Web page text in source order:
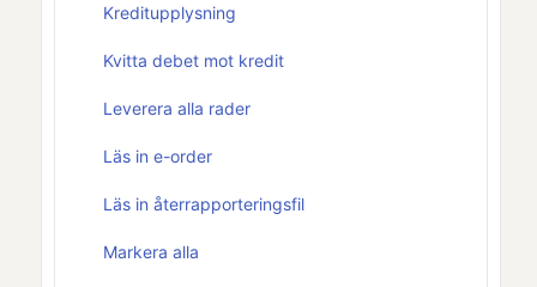
Kreditupplysning
Kvitta debet mot kredit
Leverera alla rader
Läs in e-order
Läs in återrapporteringsfil
Markera alla